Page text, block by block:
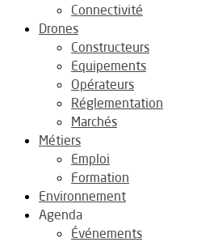
Connectivité
Drones
Constructeurs
Equipements
Opérateurs
Réglementation
Marchés
Métiers
Emploi
Formation
Environnement
Agenda
Événements